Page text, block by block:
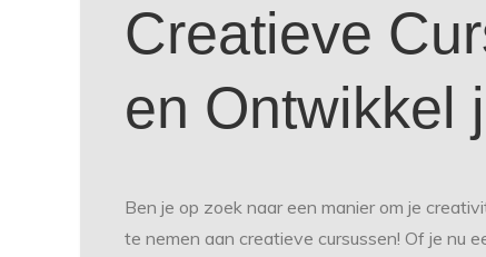
Creatieve
en Ontwikkel
Ben je op zoek naar een manier om je
te nemen aan creatieve cursussen! Of je nu